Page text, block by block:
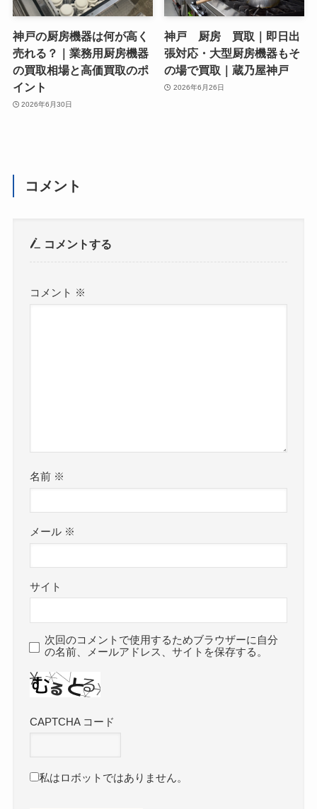
神戸の厨房機器は何が高く
売れる？｜業務用厨房機器
の買取相場と高価買取のポ
イント
2026年6月30日
神戸 厨房 買取｜即日出
張対応・大型厨房機器もそ
の場で買取｜蔵乃屋神戸
2026年6月26日
コメント
コメントする
コメント ※
名前 ※
メール ※
サイト
次回のコメントで使用するためブラウザーに自分
の名前、メールアドレス、サイトを保存する。
CAPTCHA コード
私はロボットではありません。